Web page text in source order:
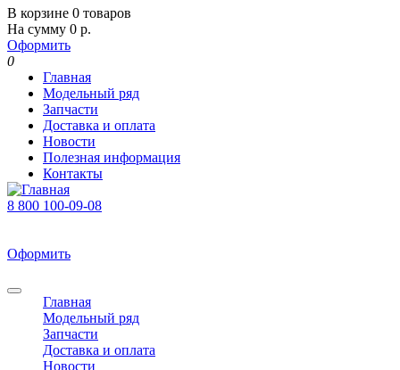
В корзине 0 товаров
На сумму 0 р.
Оформить
0
Главная
Модельный ряд
Запчасти
Доставка и оплата
Новости
Полезная информация
Контакты
8 800 100-09-08
Оформить
Главная
Модельный ряд
Запчасти
Доставка и оплата
Новости